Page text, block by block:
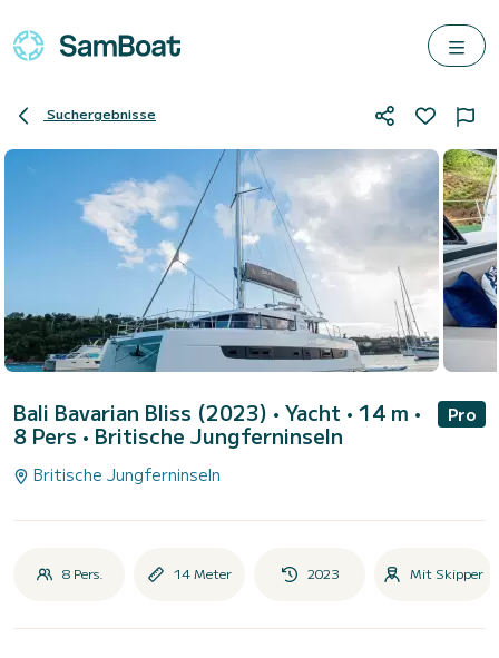
Suchergebnisse
Bali Bavarian Bliss (2023) • Yacht • 14 m •
8 Pers • Britische Jungferninseln
Pro
Britische Jungferninseln
8 Pers. 14 Meter 2023 Mit Skipper